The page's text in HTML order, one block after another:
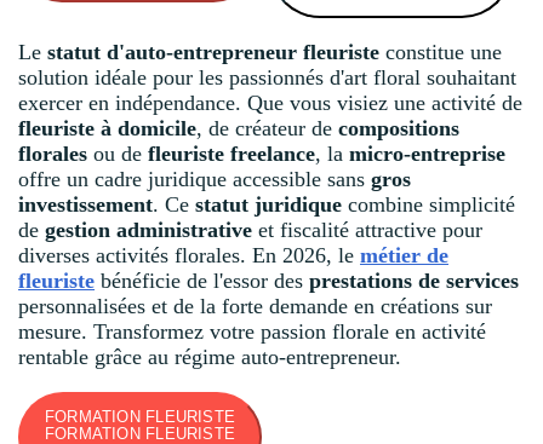
Le statut d'auto-entrepreneur fleuriste constitue une
solution idéale pour les passionnés d'art floral souhaitant
exercer en indépendance. Que vous visiez une activité de
fleuriste à domicile, de créateur de compositions
florales ou de fleuriste freelance, la micro-entreprise
offre un cadre juridique accessible sans gros
investissement. Ce statut juridique combine simplicité
de gestion administrative et fiscalité attractive pour
diverses activités florales. En 2026, le métier de
fleuriste bénéficie de l'essor des prestations de services
personnalisées et de la forte demande en créations sur
mesure. Transformez votre passion florale en activité
rentable grâce au régime auto-entrepreneur.
FORMATION FLEURISTE
FORMATION FLEURISTE